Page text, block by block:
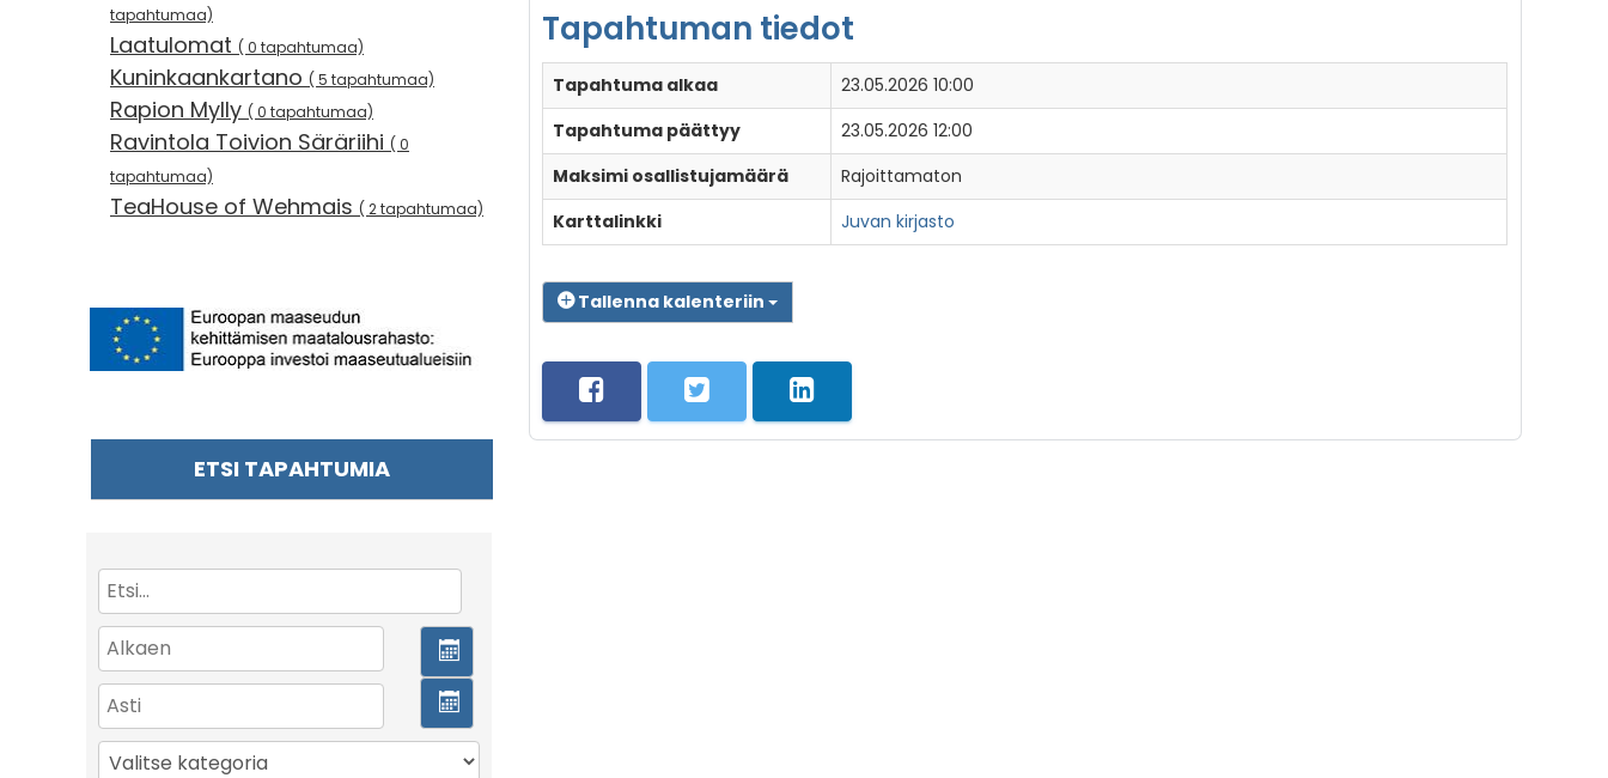
tapahtumaa)
Laatulomat ( 0 tapahtumaa)
Kuninkaankartano ( 5 tapahtumaa)
Rapion Mylly ( 0 tapahtumaa)
Ravintola Toivion Säräriihi ( 0
tapahtumaa)
TeaHouse of Wehmais ( 2 tapahtumaa)
ETSI TAPAHTUMIA
Tapahtuman tiedot
Tapahtuma alkaa
23.05.2026 10:00
Tapahtuma päättyy
23.05.2026 12:00
Maksimi osallistujamäärä
Rajoittamaton
Karttalinkki
Juvan kirjasto
Tallenna kalenteriin